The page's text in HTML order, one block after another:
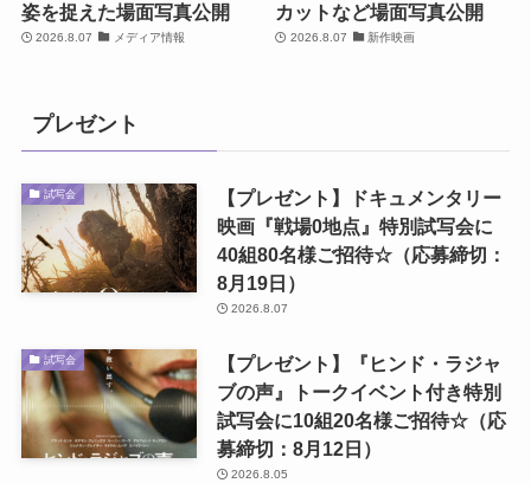
姿を捉えた場面写真公開
2026.8.07 メディア情報
カットなど場面写真公開
2026.8.07 新作映画
プレゼント
試写会
【プレゼント】ドキュメンタリー
映画『戦場0地点』特別試写会に
40組80名様ご招待☆（応募締切：
8月19日）
2026.8.07
試写会
【プレゼント】『ヒンド・ラジャ
ブの声』トークイベント付き特別
試写会に10組20名様ご招待☆（応
募締切：8月12日）
2026.8.05